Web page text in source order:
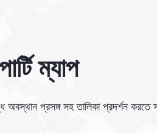
ম্যাপ
প্রসঙ্গ সহ তালিকা প্রদর্শন